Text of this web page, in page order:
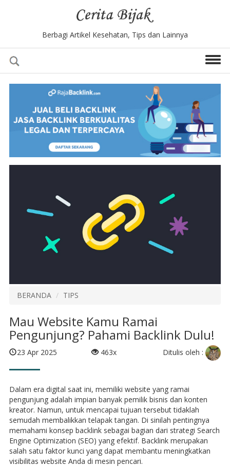
Berbagi Artikel Kesehatan, Tips dan Lainnya
BERANDA TIPS
Mau Website Kamu Ramai
Pengunjung? Pahami Backlink Dulu!
23 Apr 2025 463x Ditulis oleh :
Dalam era digital saat ini, memiliki website yang ramai
pengunjung adalah impian banyak pemilik bisnis dan konten
kreator. Namun, untuk mencapai tujuan tersebut tidaklah
semudah membalikkan telapak tangan. Di sinilah pentingnya
memahami konsep backlink sebagai bagian dari strategi Search
Engine Optimization (SEO) yang efektif. Backlink merupakan
salah satu faktor kunci yang dapat membantu meningkatkan
visibilitas website Anda di mesin pencari.